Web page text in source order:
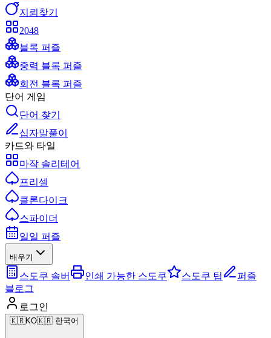
지뢰찾기
2048
블록 퍼즐
중력 블록 퍼즐
회전 블록 퍼즐
단어 게임
단어 찾기
십자말풀이
카드와 타일
마작 솔리테어
프리셀
클론다이크
스파이더
일일 퍼즐
배우기
스도쿠 솔버 인쇄 가능한 스도쿠 스도쿠 팁
퍼즐
블로그
로그인
🇰🇷KO🇰🇷 한국어